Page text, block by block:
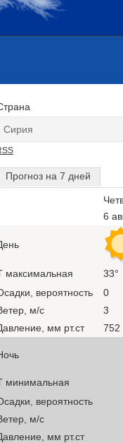
Прогноз на 7 дней
6
максимальная 33°
вероятность
0
м/с
3
мм рт.ст
752
минимальная
вероятность
м/с
мм рт.ст